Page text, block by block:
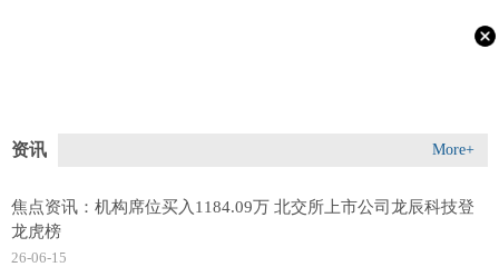
资讯 More+
焦点资讯：机构席位买入1184.09万 北交所上市公司龙辰科技登
龙虎榜
26-06-15